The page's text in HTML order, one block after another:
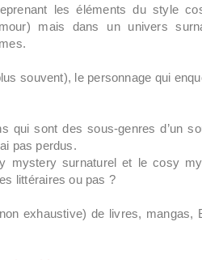
les éléments du style
mais dans un univers
souvent), le personnage qui
qui sont des sous-genres d’un
pas perdus.
surnaturel et le cosy
littéraires ou pas ?
exhaustive) de livres, mangas,